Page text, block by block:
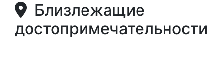
Близлежащие
достопримечательности